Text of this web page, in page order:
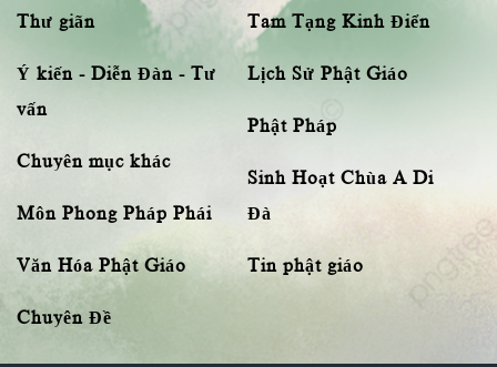
Thư giãn
Ý kiến - Diễn Đàn - Tư
vấn
Chuyên mục khác
Môn Phong Pháp Phái
Văn Hóa Phật Giáo
Chuyên Đề
Tam Tạng Kinh Điển
Lịch Sử Phật Giáo
Phật Pháp
Sinh Hoạt Chùa A Di
Đà
Tin phật giáo